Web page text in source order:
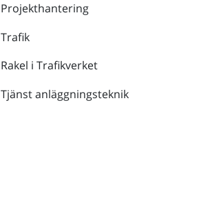
Projekthantering
Trafik
Rakel i Trafikverket
Tjänst anläggningsteknik